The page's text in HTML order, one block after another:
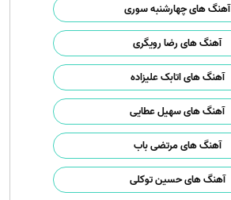
آهنگ های چهارشنبه سوری
آهنگ های رضا رویگری
آهنگ های اتابک علیزاده
آهنگ های سهیل عطایی
آهنگ های مرتضی باب
آهنگ های حسین توکلی